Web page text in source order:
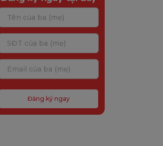
Đăng ký ngay